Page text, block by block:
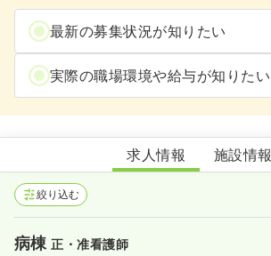
最新の募集状況が知りたい
実際の職場環境や給与が知りたい
吉田クリニック
求人情報 施設情報
絞り込む
病棟正・准看護師